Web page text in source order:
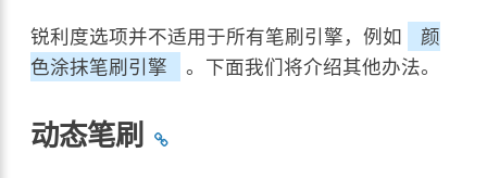
锐利度选项并不适用于所有笔刷引擎，例如
颜
色涂抹笔刷引擎
。下面我们将介绍其他办法。
动态笔刷